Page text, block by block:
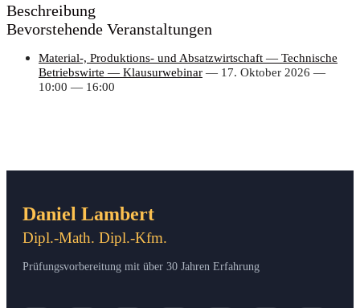
Beschrei­bung
Bevor­ste­hen­de Veranstaltungen
Material‑, Pro­duk­ti­ons- und Absatz­wirt­schaft — Tech­ni­sche
Betriebs­wir­te — Klau­sur­web­i­nar — 17. Okto­ber 2026 —
10:00 — 16:00
Daniel Lambert
Dipl.-Math. Dipl.-Kfm.
Prüfungsvorbereitung mit über 30 Jahren Erfahrung